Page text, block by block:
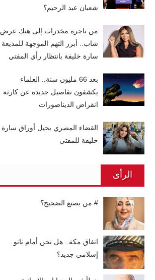
شعبان عبد الرحيم؟
من تاجرة مخدرات إلى هتك عرض
شاب.. أبرز التهم الموجهة للمذيعة
سارة خليفة بانتظار رأي المفتي
بعد 66 مليون سنة.. العلماء
يكشفون تفاصيل جديدة عن كارثة
انقراض الديناصورات
القضاء المصري يحيل أوراق سارة
خليفة للمفتي
الرأى
# من يصنع الضجيج؟
اتفاق مكة.. هل نحن أمام ناتو
إسلامي جديد؟